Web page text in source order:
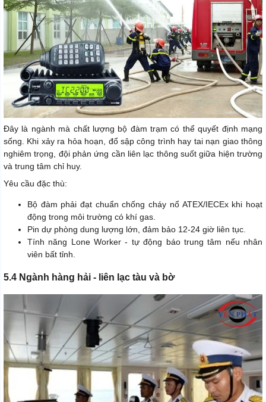
Đây là ngành mà chất lượng bộ đàm trạm có thể quyết định mạng
sống. Khi xảy ra hỏa hoạn, đổ sập công trình hay tai nạn giao thông
nghiêm trọng, đội phản ứng cần liên lạc thông suốt giữa hiện trường
và trung tâm chỉ huy.
Yêu cầu đặc thù:
Bộ đàm phải đạt chuẩn chống cháy nổ ATEX/IECEx khi hoạt
động trong môi trường có khí gas.
Pin dự phòng dung lượng lớn, đảm bảo 12-24 giờ liên tục.
Tính năng Lone Worker - tự động báo trung tâm nếu nhân
viên bất tỉnh.
5.4 Ngành hàng hải - liên lạc tàu và bờ